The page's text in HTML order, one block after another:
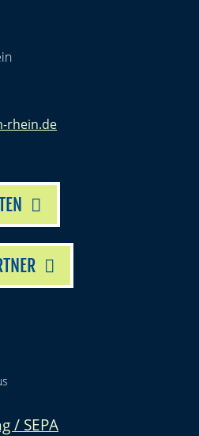
rhein.de
/ SEPA